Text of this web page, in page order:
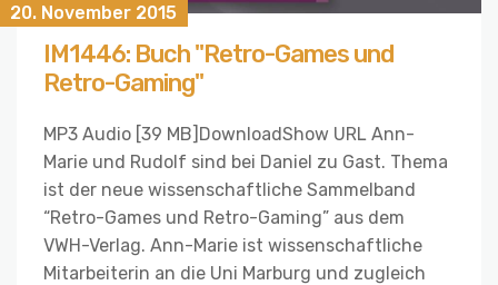
20. November 2015
IM1446: Buch "Retro-Games und
Retro-Gaming"
MP3 Audio [39 MB]DownloadShow URL Ann-
Marie und Rudolf sind bei Daniel zu Gast. Thema
ist der neue wissenschaftliche Sammelband
“Retro-Games und Retro-Gaming” aus dem
VWH-Verlag. Ann-Marie ist wissenschaftliche
Mitarbeiterin an die Uni Marburg und zugleich